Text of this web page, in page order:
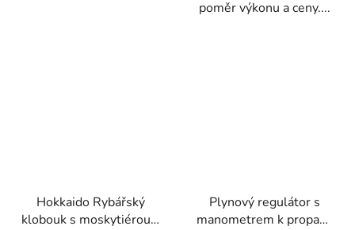
poměr výkonu a ceny....
Hokkaido Rybářský
klobouk s moskytiérou –
Plynový regulátor s
manometrem k propan-